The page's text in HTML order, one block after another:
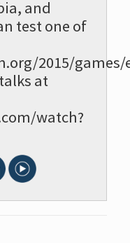
and
test one of
2015/games/
at
watch?